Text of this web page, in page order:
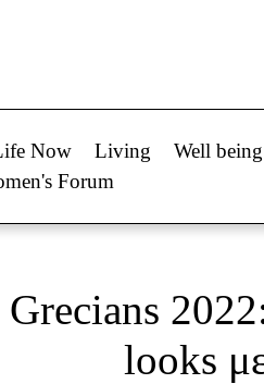
Styling Tips
Fashion News
Πρόσωπα
Now Living Well being
Forum
Grecians
looks